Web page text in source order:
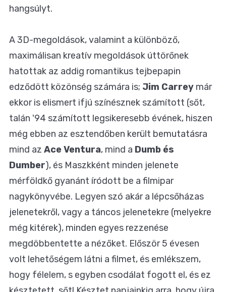
hangsúlyt.
A 3D-megoldások, valamint a különböző,
maximálisan kreatív megoldások úttörőnek
hatottak az addig romantikus tejbepapin
edződött közönség számára is; Jim Carrey már
ekkor is elismert ifjú színésznek számított (sőt,
talán '94 számított legsikeresebb évének, hiszen
még ebben az esztendőben került bemutatásra
mind az Ace Ventura, mind a Dumb és
Dumber), és Maszkként minden jelenete
mérföldkő gyanánt íródott be a filmipar
nagykönyvébe. Legyen szó akár a lépcsőházas
jelenetekről, vagy a táncos jelenetekre (melyekre
még kitérek), minden egyes rezzenése
megdöbbentette a nézőket. Először 5 évesen
volt lehetőségem látni a filmet, és emlékszem,
hogy félelem, s egyben csodálat fogott el, és ez